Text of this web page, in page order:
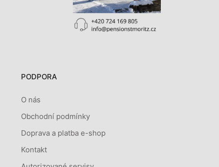
PODPORA
O nás
Obchodní podmínky
Doprava a platba e-shop
Kontakt